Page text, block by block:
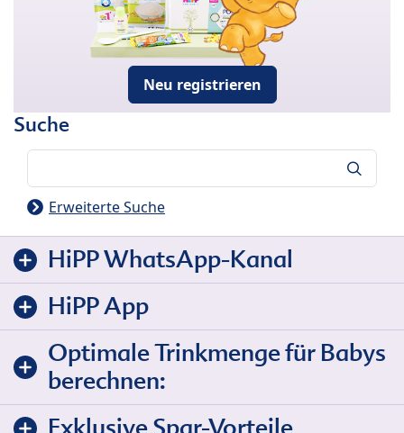
Neu registrieren
Suche
Erweiterte Suche
HiPP WhatsApp-Kanal
HiPP App
Optimale Trinkmenge für Babys
berechnen: